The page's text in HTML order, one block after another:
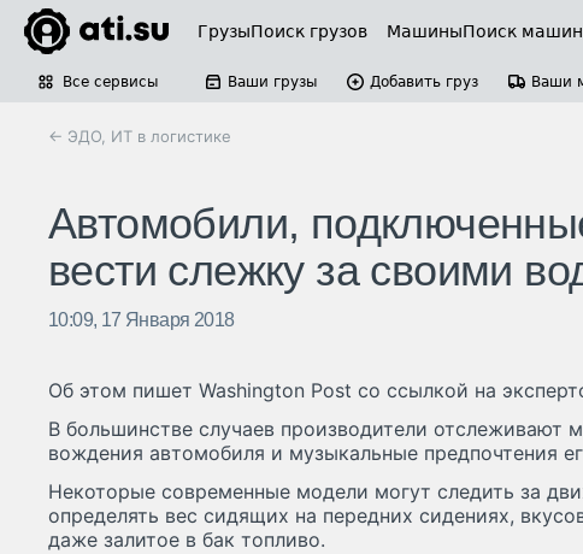
ГрузыПоиск грузов МашиныПоиск машин
Все сервисы Ваши грузы Добавить груз Ваши
← ЭДО, ИТ в логистике
Автомобили,
вести слежку за своими
10:09, 17 Января 2018
Об этом пишет Washington Post со ссылкой на
В большинстве случаев производители отслеживают
вождения автомобиля и музыкальные предпочтения
Некоторые современные модели могут следить за
определять вес сидящих на передних сидениях,
даже залитое в бак топливо.